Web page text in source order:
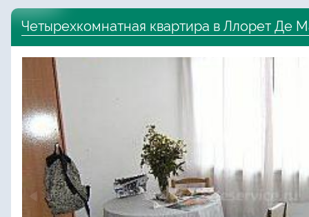
Четырехкомнатная квартира в Ллорет Де